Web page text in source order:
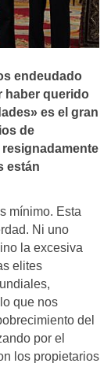
endeudado
haber querido
es el gran
de
están
mínimo. Esta
Ni uno
la excesiva
elites
que nos
del
por el
los propietarios